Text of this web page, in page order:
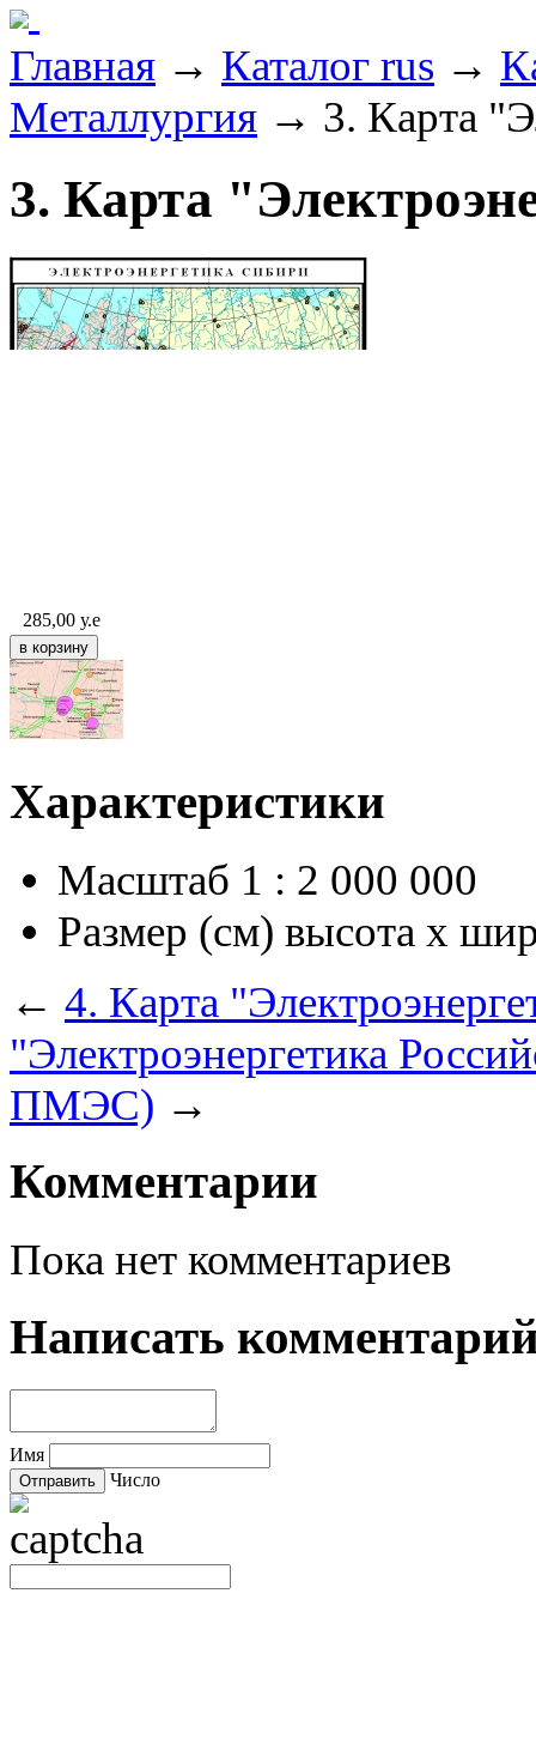
Главная → Каталог rus →
Металлургия → 3. Карта
3. Карта
285,00 у.е
Характеристики
Масштаб 1 : 2 000 000
Размер (см) высота х
← 4. Карта
"Электроэнергетика
ПМЭС) →
Комментарии
Пока нет комментариев
Написать
Имя
Число